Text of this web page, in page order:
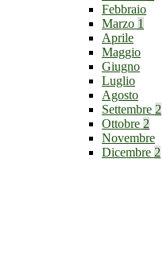
Febbraio
Marzo 1
Aprile
Maggio
Giugno
Luglio
Agosto
Settembre 2
Ottobre 2
Novembre
Dicembre 2